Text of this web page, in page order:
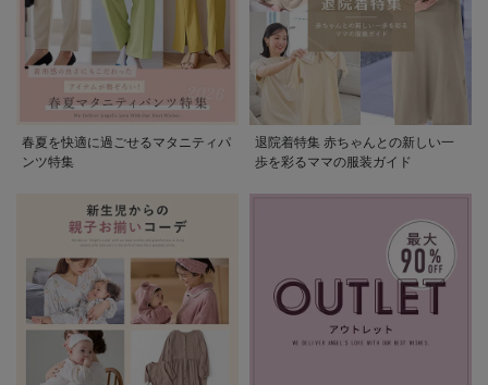
春夏を快適に過ごせるマタニティパ
ンツ特集
退院着特集 赤ちゃんとの新しい一
歩を彩るママの服装ガイド